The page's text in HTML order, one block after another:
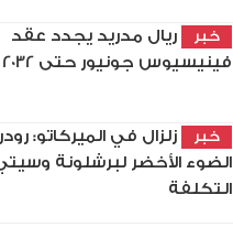
خبر
ريال مدريد يجدد عقد
فينيسيوس جونيور حتى 2032
خبر
زلزال في الميركاتو:
الضوء الأخضر لبرشلونة
التكلفة